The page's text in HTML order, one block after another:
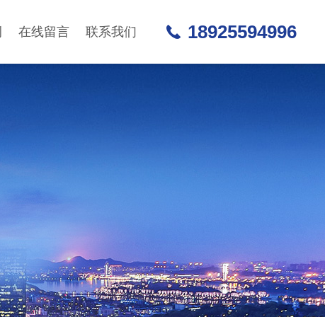
在线留言 联系我们 18925594996